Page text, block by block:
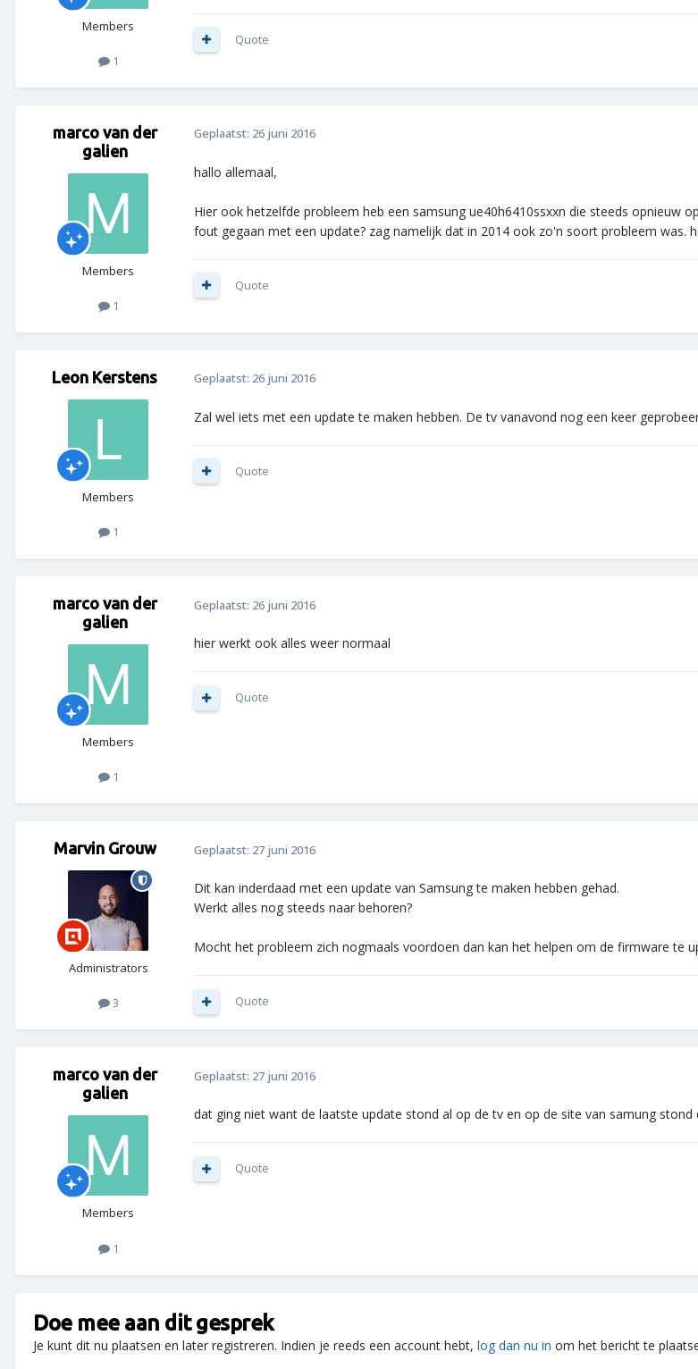
Members
1
Quote
marco van der
galien
Members
1
Geplaatst: 26 juni 2016
hallo allemaal,
Hier ook hetzelfde probleem heb een samsung ue40h6410ssxxn die steeds opnieuw
fout gegaan met een update? zag namelijk dat in 2014 ook zo'n soort probleem was.
Quote
Leon Kerstens
Members
1
Geplaatst: 26 juni 2016
Zal wel iets met een update te maken hebben. De tv vanavond nog een keer
Quote
marco van der
galien
Members
1
Geplaatst: 26 juni 2016
hier werkt ook alles weer normaal
Quote
Marvin Grouw
Administrators
3
Geplaatst: 27 juni 2016
Dit kan inderdaad met een update van Samsung te maken hebben gehad.
Werkt alles nog steeds naar behoren?
Mocht het probleem zich nogmaals voordoen dan kan het helpen om de firmware te
Quote
marco van der
galien
Members
1
Geplaatst: 27 juni 2016
dat ging niet want de laatste update stond al op de tv en op de site van samung
Quote
Doe mee aan dit gesprek
Je kunt dit nu plaatsen en later registreren. Indien je reeds een account hebt, log dan nu in om het bericht te